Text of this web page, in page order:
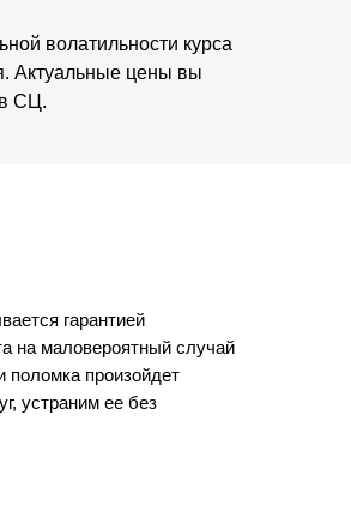
волатильности курса
Актуальные цены вы
СЦ.
гарантией
на маловероятный случай
поломка произойдет
устраним ее без